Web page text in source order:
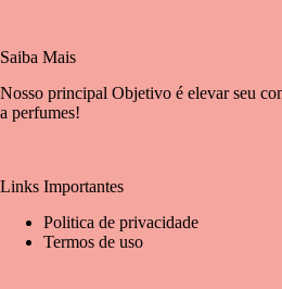
Saiba Mais
Nosso principal Objetivo é elevar seu
a perfumes!
Links Importantes
Politica de privacidade
Termos de uso